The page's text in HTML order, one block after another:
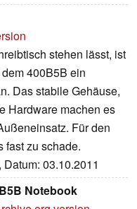
stehen lässt, ist
400B5B ein
Das stabile Gehäuse,
Hardware machen es
Für den
fast zu schade.
03.10.2011
Notebook